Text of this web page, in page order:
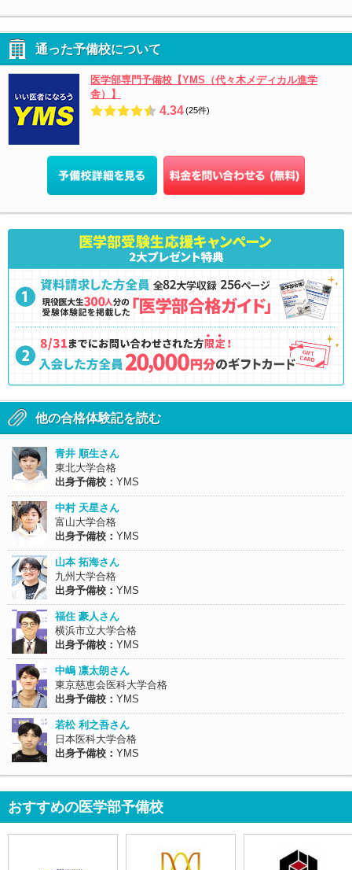
通った予備校について
医学部専門予備校【YMS（代々木メディカル進学
舎）】
4.34(25件)
他の合格体験記を読む
青井 順生さん
東北大学合格
出身予備校： YMS
中村 天星さん
富山大学合格
出身予備校： YMS
山本 拓海さん
九州大学合格
出身予備校： YMS
福住 豪人さん
横浜市立大学合格
出身予備校： YMS
中嶋 凛太朗さん
東京慈恵会医科大学合格
出身予備校： YMS
若松 利之吾さん
日本医科大学合格
出身予備校： YMS
おすすめの医学部予備校